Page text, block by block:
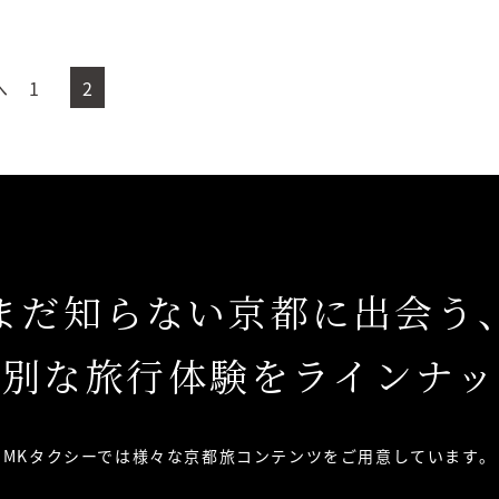
1 2
だ知らない京都に出会う
な旅行体験をラインナ
MKタクシーでは様々な京都旅コンテンツを ご用意しています。